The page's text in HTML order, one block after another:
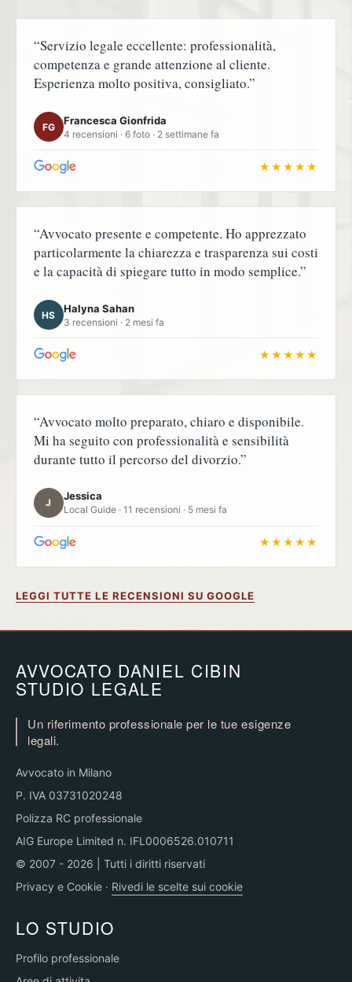
“Servizio legale eccellente: professionalità,
competenza e grande attenzione al cliente.
Esperienza molto positiva, consigliato.”
FG
Francesca Gionfrida
4 recensioni · 6 foto · 2 settimane fa
★★★★★
“Avvocato presente e competente. Ho apprezzato
particolarmente la chiarezza e trasparenza sui costi
e la capacità di spiegare tutto in modo semplice.”
HS
Halyna Sahan
3 recensioni · 2 mesi fa
★★★★★
“Avvocato molto preparato, chiaro e disponibile.
Mi ha seguito con professionalità e sensibilità
durante tutto il percorso del divorzio.”
J
Jessica
Local Guide · 11 recensioni · 5 mesi fa
★★★★★
LEGGI TUTTE LE RECENSIONI SU GOOGLE
AVVOCATO DANIEL CIBIN
STUDIO LEGALE
Un riferimento professionale per le tue esigenze
legali.
Avvocato in Milano
P. IVA 03731020248
Polizza RC professionale
AIG Europe Limited n. IFL0006526.010711
© 2007 - 2026 | Tutti i diritti riservati
Privacy e Cookie · Rivedi le scelte sui cookie
LO STUDIO
Profilo professionale